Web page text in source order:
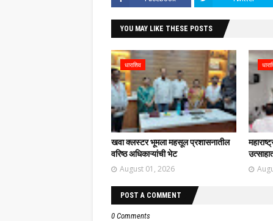
YOU MAY LIKE THESE POSTS
धाराशिव
खवा क्लस्टर भूमला महसूल प्रशासनातील
वरिष्ठ अधिकाऱ्यांची भेट
August 01, 2026
POST A COMMENT
0 Comments